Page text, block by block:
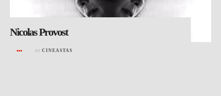
Nicolas Provost
en CINEASTAS